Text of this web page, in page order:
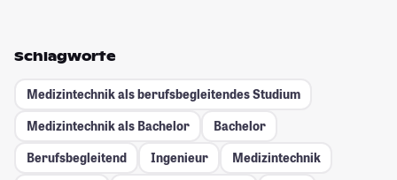
Schlagworte
Medizintechnik als berufsbegleitendes Studium
Medizintechnik als Bachelor
Bachelor
Berufsbegleitend
Ingenieur
Medizintechnik